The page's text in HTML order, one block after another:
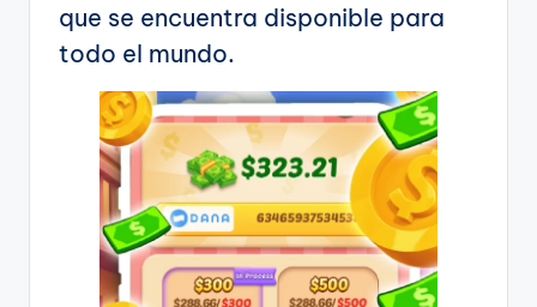
que se encuentra disponible para
todo el mundo.